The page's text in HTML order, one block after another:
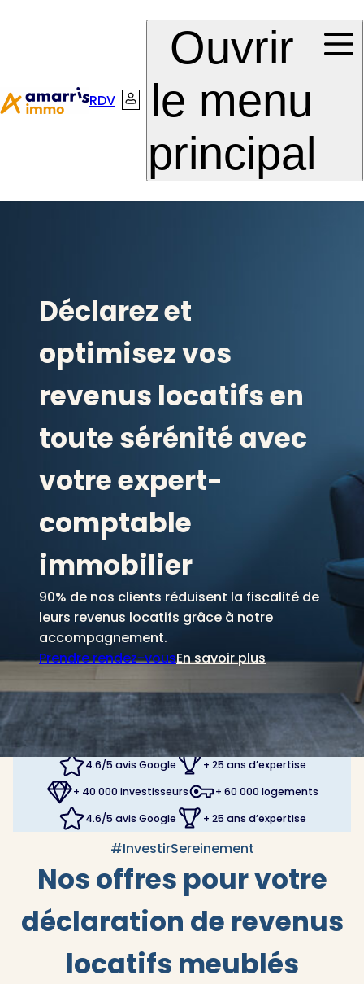
RDV
Connexion
Ouvrir
le menu
principal
Déclarez et
optimisez vos
revenus locatifs en
toute sérénité avec
votre expert-
comptable
immobilier
90% de nos clients réduisent la fiscalité de
leurs revenus locatifs grâce à notre
accompagnement.
Prendre rendez-vousEn savoir plus
+ 40 000 investisseurs
4.6/5 avis Google
+ 25 ans d’expertise
+ 40 000 investisseurs
+ 60 000 logements
4.6/5 avis Google
+ 25 ans d’expertise
#InvestirSereinement
Nos offres pour votre
déclaration de revenus
locatifs meublés